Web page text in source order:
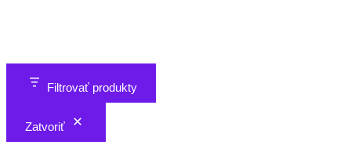
Filtrovať produkty
Zatvoriť